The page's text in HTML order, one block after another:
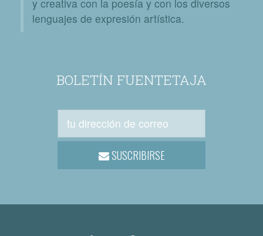
y creativa con la poesía y con los diversos
lenguajes de expresión artística.
BOLETÍN FUENTETAJA
SUSCRIBIRSE